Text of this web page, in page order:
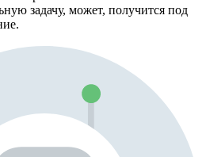
задачу, может, получится под